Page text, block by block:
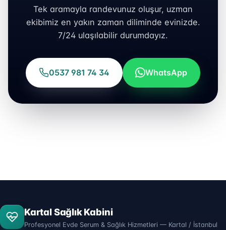
Tek aramayla randevunuz oluşur, uzman
ekibimiz en yakın zaman diliminde evinizde.
7/24 ulaşılabilir durumdayız.
0537 981 74 34 WhatsApp
Kartal Sağlık Kabini
Profesyonel Evde Serum & Sağlık Hizmetleri — Kartal / İstanbul